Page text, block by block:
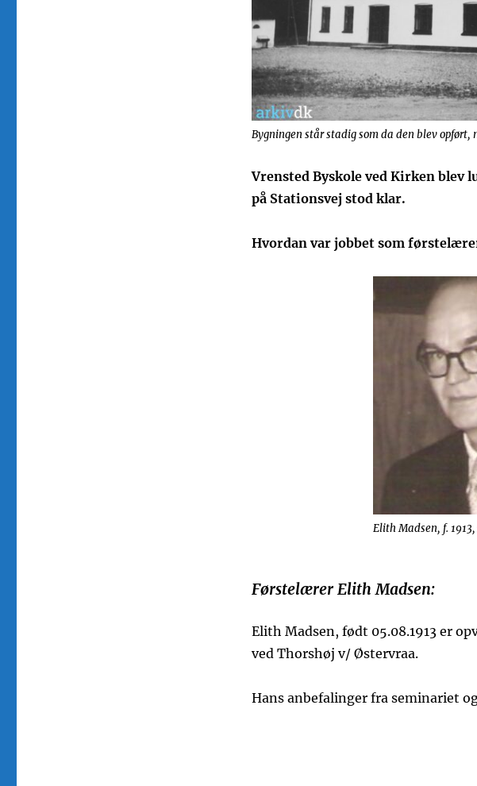
Bygningen står stadig som da den blev
Vrensted Byskole ved Kirken blev
på Stationsvej stod klar.
Hvordan var jobbet som
Elith Madsen, f. 1913,
Førstelærer Elith Madsen:
Elith Madsen, født 05.08.1913 er
ved Thorshøj v/ Østervraa.
Hans anbefalinger fra seminariet